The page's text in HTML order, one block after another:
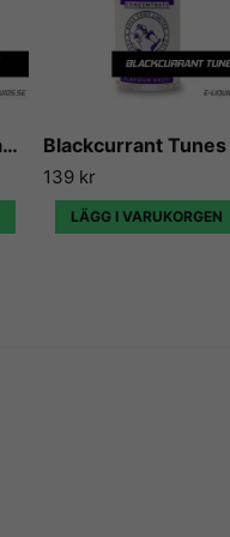
Super Manchee Black Edition - Flavour Boss
139 kr
LÄGG I VARUKORGEN